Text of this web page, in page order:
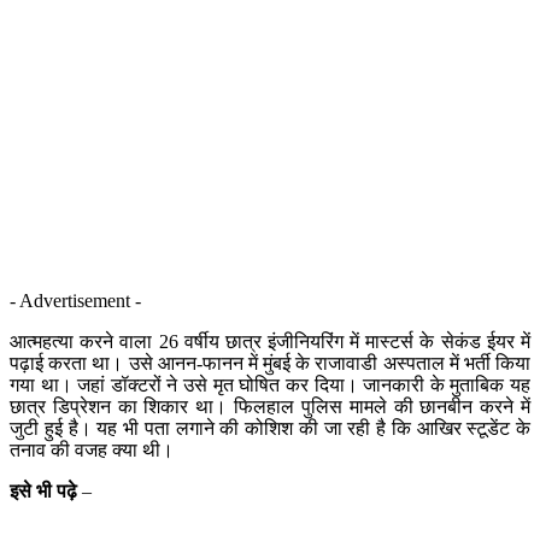
- Advertisement -
आत्महत्या करने वाला 26 वर्षीय छात्र इंजीनियरिंग में मास्टर्स के सेकंड ईयर में
पढ़ाई करता था। उसे आनन-फानन में मुंबई के राजावाडी अस्पताल में भर्ती किया
गया था। जहां डॉक्टरों ने उसे मृत घोषित कर दिया। जानकारी के मुताबिक यह
छात्र डिप्रेशन का शिकार था। फिलहाल पुलिस मामले की छानबीन करने में
जुटी हुई है। यह भी पता लगाने की कोशिश की जा रही है कि आखिर स्टूडेंट के
तनाव की वजह क्या थी।
इसे भी पढ़े–